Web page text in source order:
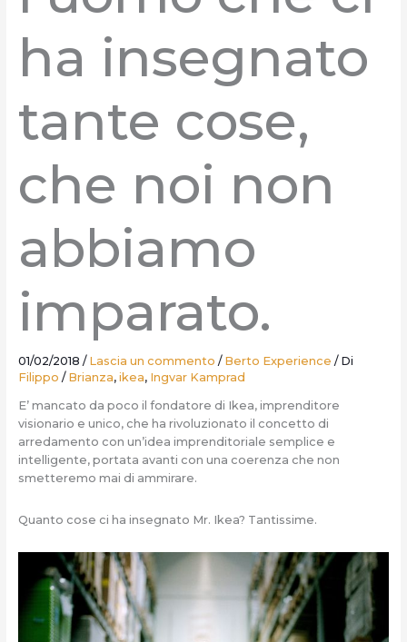
ha insegnato
tante cose,
che noi non
abbiamo
imparato.
01/02/2018 / Lascia un commento / Berto Experience / Di
Filippo / Brianza, ikea, Ingvar Kamprad
E’ mancato da poco il fondatore di Ikea, imprenditore
visionario e unico, che ha rivoluzionato il concetto di
arredamento con un’idea imprenditoriale semplice e
intelligente, portata avanti con una coerenza che non
smetteremo mai di ammirare.
Quanto cose ci ha insegnato Mr. Ikea? Tantissime.